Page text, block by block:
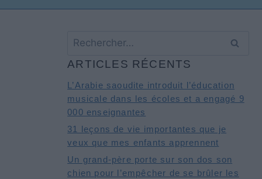
Rechercher :
ARTICLES RÉCENTS
L’Arabie saoudite introduit l’éducation
musicale dans les écoles et a engagé 9
000 enseignantes
31 leçons de vie importantes que je
veux que mes enfants apprennent
Un grand-père porte sur son dos son
chien pour l’empêcher de se brûler les